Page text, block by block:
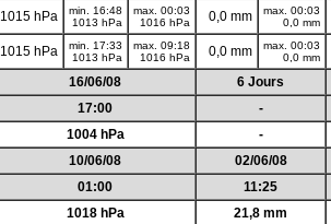
1015 hPa
min. 16:48
1013 hPa
max. 00:03
1016 hPa
0,0 mm
max. 00:03
0,0 mm
1015 hPa
min. 17:33
1013 hPa
max. 09:18
1016 hPa
0,0 mm
max. 00:03
0,0 mm
16/06/08 6 Jours
17:00 -
1004 hPa -
10/06/08 02/06/08
01:00 11:25
1018 hPa 21,8 mm